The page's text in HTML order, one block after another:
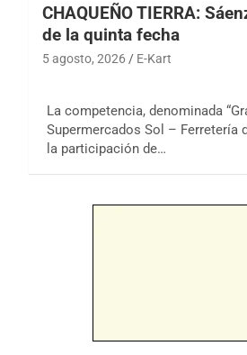
CHAQUEÑO TIERRA:
de la quinta fecha
5 agosto, 2026 E-Kart
La competencia, denominada
Supermercados Sol – Ferretería
la participación de…